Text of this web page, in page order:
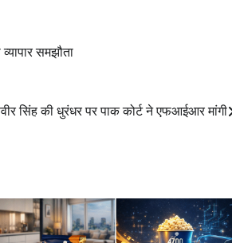
समझौता
सिंह की धुरंधर पर पाक कोर्ट ने एफआईआर मांगी